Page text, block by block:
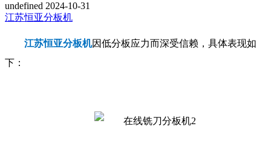
undefined 2024-10-31
江苏恒亚分板机
江苏恒亚分板机因低分板应力而深受信赖，具体表现如
下：